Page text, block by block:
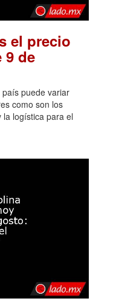
el precio
9 de
puede variar
como son los
logística para el